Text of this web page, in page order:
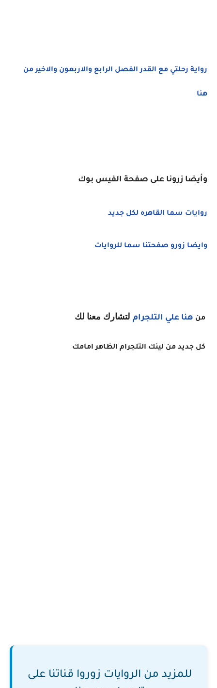
رواية رحلتي مع القدر الفصل الرابع والاربعون والاخير من
هنا
وأيضا زرونا على صفحة الفيس بوك
روايات سما القاهره لكل جديد
وايضا زورو صفحتنا سما للروايات
من هنا علي التلجرام لتشارك معنا لك
كل جديد من لينك التلجرام الظاهر امامك
للمزيد من الروايات زوروا قناتنا على